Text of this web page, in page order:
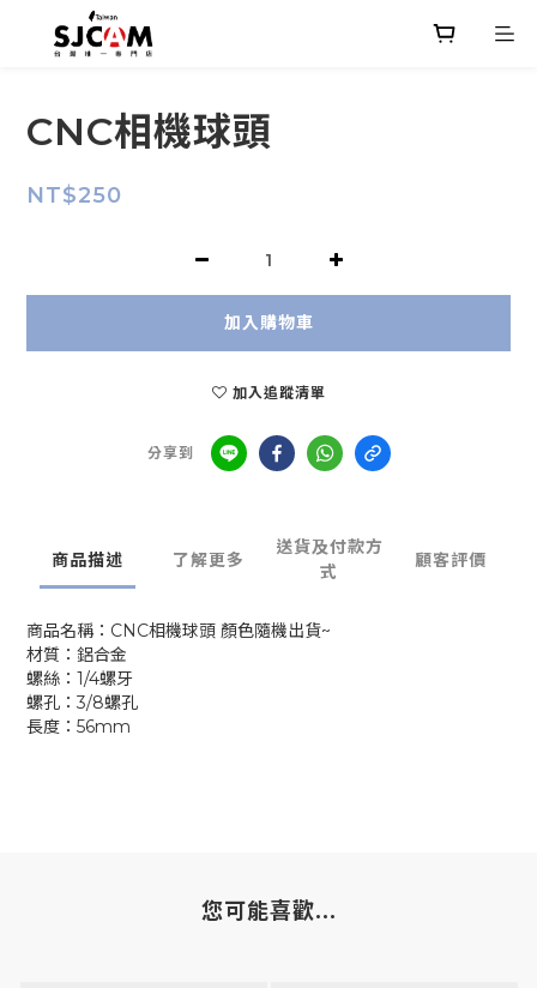
CNC相機球頭
NT$250
加入購物車
加入追蹤清單
分享到
商品描述 了解更多
送貨及付款方
式
顧客評價
商品名稱：CNC相機球頭 顏色隨機出貨~
材質：鋁合金
螺絲：1/4螺牙
螺孔：3/8螺孔
長度：56mm
您可能喜歡...